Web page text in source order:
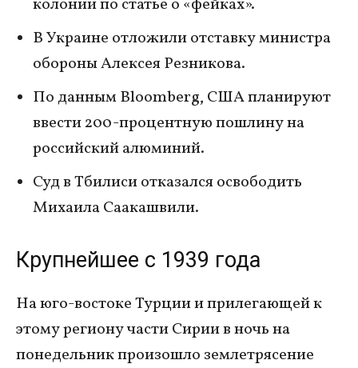
колонии по статье о «фейках».
В Украине отложили отставку министра
обороны Алексея Резникова.
По данным Bloomberg, США планируют
ввести 200-процентную пошлину на
российский алюминий.
Суд в Тбилиси отказался освободить
Михаила Саакашвили.
Крупнейшее с 1939 года
На юго-востоке Турции и прилегающей к
этому региону части Сирии в ночь на
понедельник произошло землетрясение